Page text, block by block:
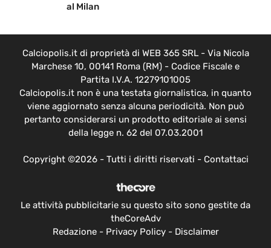
al Milan
Calciopolis.it di proprietà di WEB 365 SRL - Via Nicola
Marchese 10, 00141 Roma (RM) - Codice Fiscale e
Partita I.V.A. 12279101005
Calciopolis.it non è una testata giornalistica, in quanto
viene aggiornato senza alcuna periodicità. Non può
pertanto considerarsi un prodotto editoriale ai sensi
della legge n. 62 del 07.03.2001
Copyright ©2026 - Tutti i diritti riservati - Contattaci
Le attività pubblicitarie su questo sito sono gestite da
theCoreAdv
Redazione- Privacy Policy- Disclaimer